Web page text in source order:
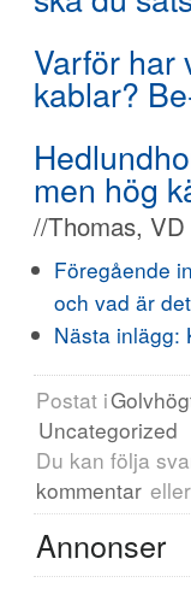
Varför har
kablar?
men hög
//Thomas, VD
Föregående
och vad är
Nästa inlägg:
Postat i
Uncategorized
Du kan följa
kommentar eller
Annonser